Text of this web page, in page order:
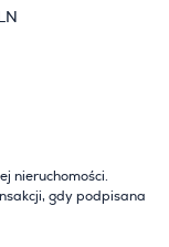
nieruchomości.
gdy podpisana